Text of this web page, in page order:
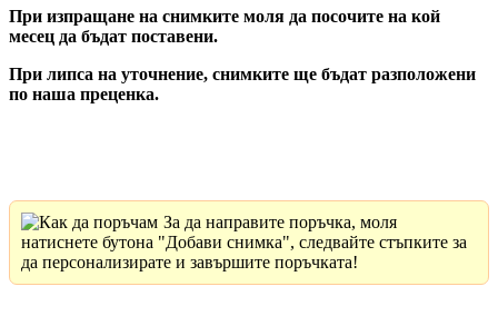
При изпращане на снимките моля да посочите на кой
месец да бъдат поставени.
При липса на уточнение, снимките ще бъдат разположени
по наша преценка.
За да направите поръчка, моля
натиснете бутона "Добави снимка", следвайте стъпките за
да персонализирате и завършите поръчката!